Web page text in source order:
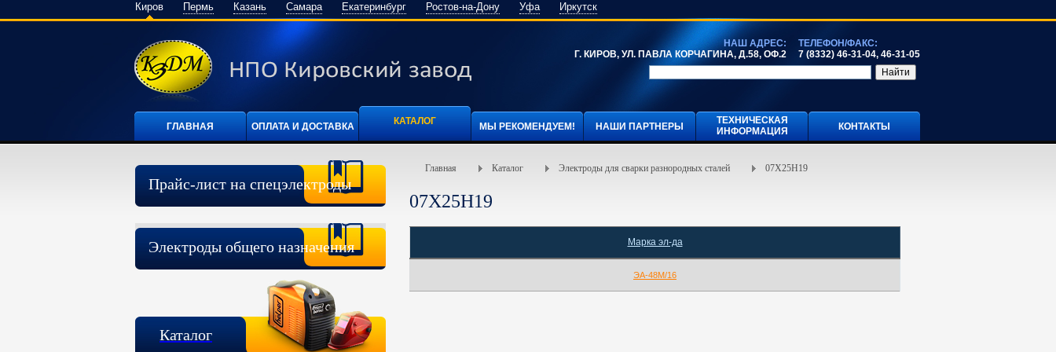
Киров Пермь Казань Самара Екатеринбург Ростов-на-Дону Уфа Иркутск
НАШ АДРЕС:
Г. КИРОВ, УЛ. ПАВЛА КОРЧАГИНА, Д.58, ОФ.2
ТЕЛЕФОН/ФАКС:
7 (8332) 46-31-04, 46-31-05
ГЛАВНАЯ ОПЛАТА И ДОСТАВКА КАТАЛОГ МЫ РЕКОМЕНДУЕМ! НАШИ ПАРТНЕРЫ
ТЕХНИЧЕСКАЯ
ИНФОРМАЦИЯ
КОНТАКТЫ
Прайс-лист на спецэлектроды
Электроды общего назначения
Каталог
Главная Каталог Электроды для сварки разнородных сталей 07Х25Н19
07Х25Н19
Марка эл-да
ЭА-48М/16